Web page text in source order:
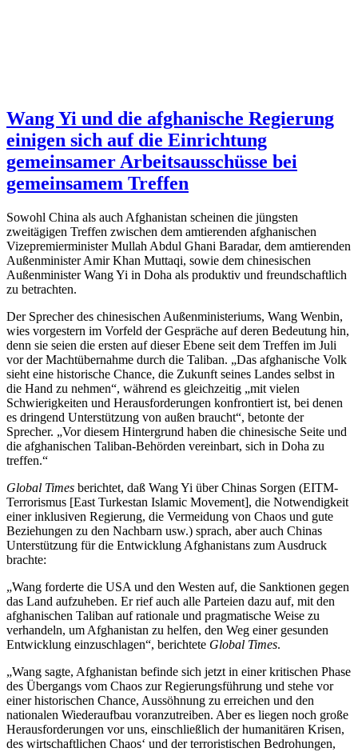
Wang Yi und die afghanische Regierung
einigen sich auf die Einrichtung
gemeinsamer Arbeitsausschüsse bei
gemeinsamem Treffen
Sowohl China als auch Afghanistan scheinen die jüngsten
zweitägigen Treffen zwischen dem amtierenden afghanischen
Vizepremierminister Mullah Abdul Ghani Baradar, dem amtierenden
Außenminister Amir Khan Muttaqi, sowie dem chinesischen
Außenminister Wang Yi in Doha als produktiv und freundschaftlich
zu betrachten.
Der Sprecher des chinesischen Außenministeriums, Wang Wenbin,
wies vorgestern im Vorfeld der Gespräche auf deren Bedeutung hin,
denn sie seien die ersten auf dieser Ebene seit dem Treffen im Juli
vor der Machtübernahme durch die Taliban. „Das afghanische Volk
sieht eine historische Chance, die Zukunft seines Landes selbst in
die Hand zu nehmen“, während es gleichzeitig „mit vielen
Schwierigkeiten und Herausforderungen konfrontiert ist, bei denen
es dringend Unterstützung von außen braucht“, betonte der
Sprecher. „Vor diesem Hintergrund haben die chinesische Seite und
die afghanischen Taliban-Behörden vereinbart, sich in Doha zu
treffen.“
Global Times berichtet, daß Wang Yi über Chinas Sorgen (EITM-
Terrorismus [East Turkestan Islamic Movement], die Notwendigkeit
einer inklusiven Regierung, die Vermeidung von Chaos und gute
Beziehungen zu den Nachbarn usw.) sprach, aber auch Chinas
Unterstützung für die Entwicklung Afghanistans zum Ausdruck
brachte:
„Wang forderte die USA und den Westen auf, die Sanktionen gegen
das Land aufzuheben. Er rief auch alle Parteien dazu auf, mit den
afghanischen Taliban auf rationale und pragmatische Weise zu
verhandeln, um Afghanistan zu helfen, den Weg einer gesunden
Entwicklung einzuschlagen“, berichtete Global Times.
„Wang sagte, Afghanistan befinde sich jetzt in einer kritischen Phase
des Übergangs vom Chaos zur Regierungsführung und stehe vor
einer historischen Chance, Aussöhnung zu erreichen und den
nationalen Wiederaufbau voranzutreiben. Aber es liegen noch große
Herausforderungen vor uns, einschließlich der humanitären Krisen,
des wirtschaftlichen Chaos‘ und der terroristischen Bedrohungen,